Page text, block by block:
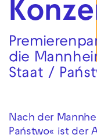
die
Staat /
Nach der
Państwo« ist der